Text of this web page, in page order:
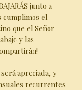
junto a
cumplimos el
que el Señor
y las
apreciada, y
recurrentes